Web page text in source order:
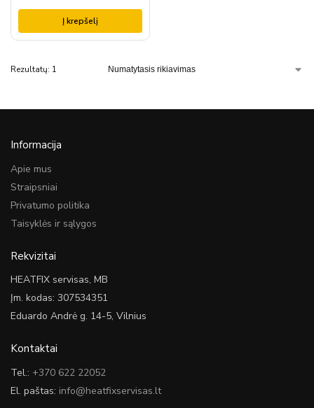
Į krepšelį
Rezultatų: 1
Informacija
Apie mus
Straipsniai
Privatumo politika
Taisyklės ir sąlygos
Rekvizitai
HEATFIX servisas, MB
Įm. kodas: 307534351
Eduardo Andrė g. 14-5, Vilnius
Kontaktai
Tel.: +370 622 22052
El. paštas: info@heatfixservisas.lt